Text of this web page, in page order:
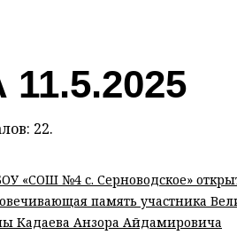
22.
«СОШ №4 с. Серноводское»
память участника
Кадаева Анзора Айдамировича